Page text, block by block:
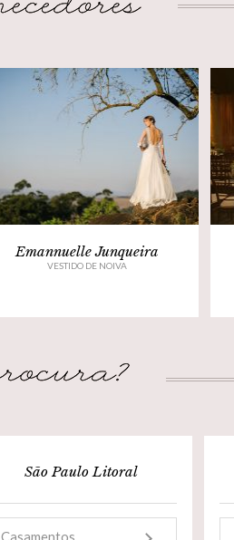
Emannuelle Junqueira
VESTIDO DE NOIVA
São Paulo Litoral
Casamentos